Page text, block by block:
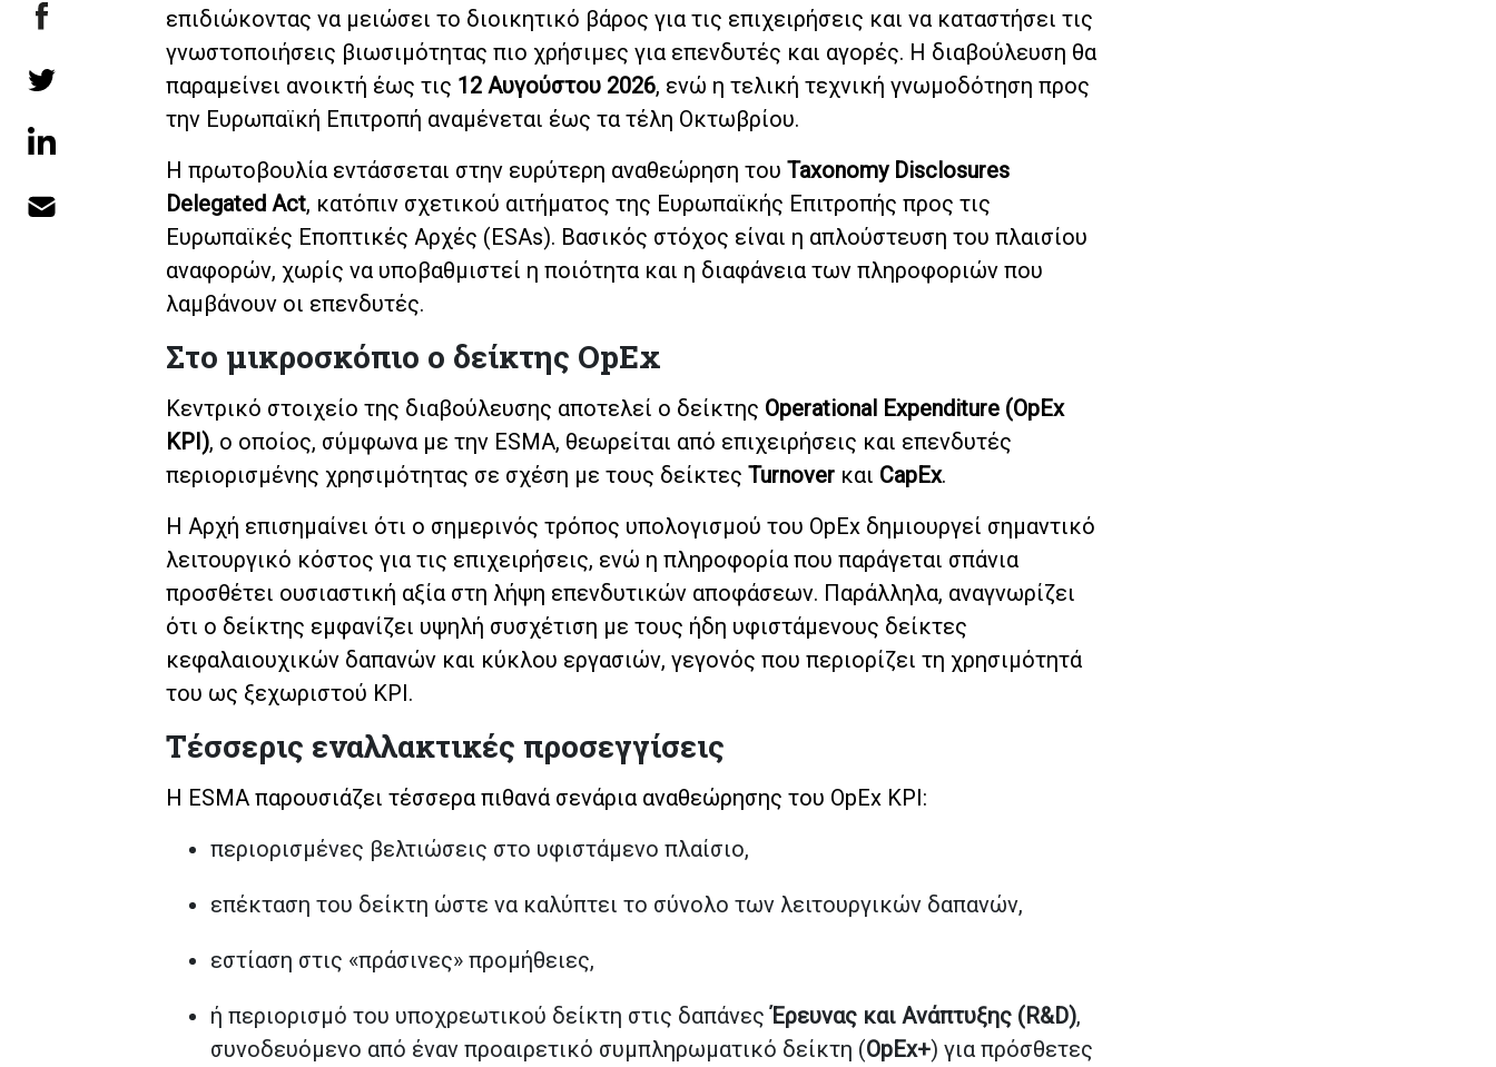
επιδιώκοντας να μειώσει το διοικητικό βάρος για τις επιχειρήσεις και να καταστήσει τις
γνωστοποιήσεις βιωσιμότητας πιο χρήσιμες για επενδυτές και αγορές. Η διαβούλευση θα
παραμείνει ανοικτή έως τις 12 Αυγούστου 2026, ενώ η τελική τεχνική γνωμοδότηση προς
την Ευρωπαϊκή Επιτροπή αναμένεται έως τα τέλη Οκτωβρίου.
Η πρωτοβουλία εντάσσεται στην ευρύτερη αναθεώρηση του Taxonomy Disclosures
Delegated Act, κατόπιν σχετικού αιτήματος της Ευρωπαϊκής Επιτροπής προς τις
Ευρωπαϊκές Εποπτικές Αρχές (ESAs). Βασικός στόχος είναι η απλούστευση του πλαισίου
αναφορών, χωρίς να υποβαθμιστεί η ποιότητα και η διαφάνεια των πληροφοριών που
λαμβάνουν οι επενδυτές.
Στο μικροσκόπιο ο δείκτης OpEx
Κεντρικό στοιχείο της διαβούλευσης αποτελεί ο δείκτης Operational Expenditure (OpEx
KPI), ο οποίος, σύμφωνα με την ESMA, θεωρείται από επιχειρήσεις και επενδυτές
περιορισμένης χρησιμότητας σε σχέση με τους δείκτες Turnover και CapEx.
Η Αρχή επισημαίνει ότι ο σημερινός τρόπος υπολογισμού του OpEx δημιουργεί σημαντικό
λειτουργικό κόστος για τις επιχειρήσεις, ενώ η πληροφορία που παράγεται σπάνια
προσθέτει ουσιαστική αξία στη λήψη επενδυτικών αποφάσεων. Παράλληλα, αναγνωρίζει
ότι ο δείκτης εμφανίζει υψηλή συσχέτιση με τους ήδη υφιστάμενους δείκτες
κεφαλαιουχικών δαπανών και κύκλου εργασιών, γεγονός που περιορίζει τη χρησιμότητά
του ως ξεχωριστού KPI.
Τέσσερις εναλλακτικές προσεγγίσεις
Η ESMA παρουσιάζει τέσσερα πιθανά σενάρια αναθεώρησης του OpEx KPI:
περιορισμένες βελτιώσεις στο υφιστάμενο πλαίσιο,
επέκταση του δείκτη ώστε να καλύπτει το σύνολο των λειτουργικών δαπανών,
εστίαση στις «πράσινες» προμήθειες,
ή περιορισμό του υποχρεωτικού δείκτη στις δαπάνεςΈρευνας και Ανάπτυξης (R&D),
συνοδευόμενο από έναν προαιρετικό συμπληρωματικό δείκτη (OpEx+) για πρόσθετες